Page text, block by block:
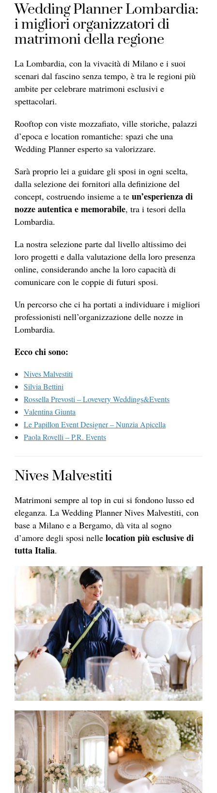
Wedding Planner Lombardia:
i migliori organizzatori di
matrimoni della regione
La Lombardia, con la vivacità di Milano e i suoi
scenari dal fascino senza tempo, è tra le regioni più
ambite per celebrare matrimoni esclusivi e
spettacolari.
Rooftop con viste mozzafiato, ville storiche, palazzi
d’epoca e location romantiche: spazi che una
Wedding Planner esperto sa valorizzare.
Sarà proprio lei a guidare gli sposi in ogni scelta,
dalla selezione dei fornitori alla definizione del
concept, costruendo insieme a te un’esperienza di
nozze autentica e memorabile, tra i tesori della
Lombardia.
La nostra selezione parte dal livello altissimo dei
loro progetti e dalla valutazione della loro presenza
online, considerando anche la loro capacità di
comunicare con le coppie di futuri sposi.
Un percorso che ci ha portati a individuare i migliori
professionisti nell’organizzazione delle nozze in
Lombardia.
Ecco chi sono:
Nives Malvestiti
Silvia Bettini
Rossella Prevosti – Lovevery Weddings&Events
Valentina Giunta
Le Papillon Event Designer – Nunzia Apicella
Paola Rovelli – P.R. Events
Nives Malvestiti
Matrimoni sempre al top in cui si fondono lusso ed
eleganza. La Wedding Planner Nives Malvestiti, con
base a Milano e a Bergamo, dà vita al sogno
d’amore degli sposi nelle location più esclusive di
tutta Italia.